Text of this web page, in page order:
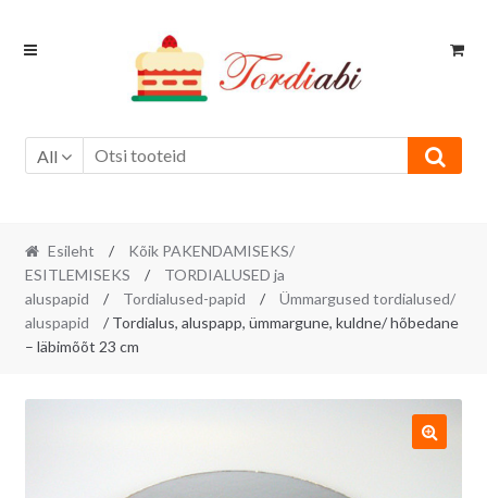
Skip
Skip
All
Esileht /
Kõik PAKENDAMISEKS/
ESITLEMISEKS
/
TORDIALUSED ja
aluspapid
/ Tordialused-papid /
Ümmargused tordialused/
aluspapid
/ Tordialus, aluspapp, ümmargune, kuldne/ hõbedane
– läbimõõt 23 cm